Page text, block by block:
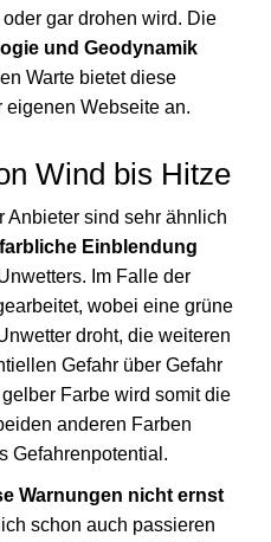
gar drohen wird. Die
und Geodynamik
Warte bietet diese
eigenen Webseite an.
Wind bis Hitze
Anbieter sind sehr ähnlich
farbliche Einblendung
Im Falle der
wobei eine grüne
droht, die weiteren
Gefahr über Gefahr
Farbe wird somit die
anderen Farben
Gefahrenpotential.
Warnungen nicht ernst
schon auch passieren